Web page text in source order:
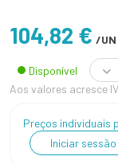
104,82 € /UN
Disponível
Aos valores acresce
Preços individuais
Iniciar sessão